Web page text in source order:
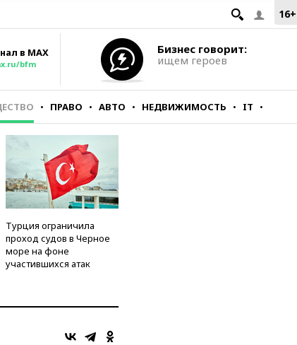
16+
в MAX
bfm
Бизнес говорит:
ищем героев
ПРАВО АВТО НЕДВИЖИМОСТЬ IT
Турция ограничила
проход судов в Черное
море на фоне
участившихся атак